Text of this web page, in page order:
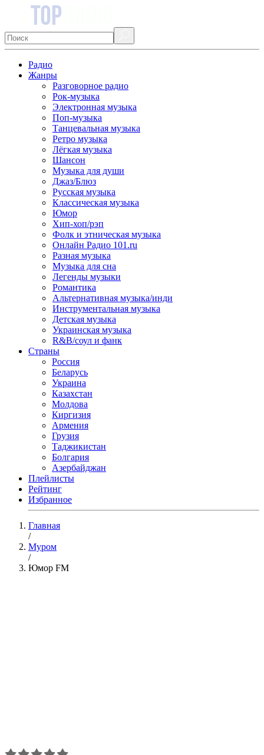
Радио
Жанры
Разговорное радио
Рок-музыка
Электронная музыка
Поп-музыка
Танцевальная музыка
Ретро музыка
Лёгкая музыка
Шансон
Музыка для души
Джаз/Блюз
Русская музыка
Классическая музыка
Юмор
Хип-хоп/рэп
Фолк и этническая музыка
Онлайн Радио 101.ru
Разная музыка
Музыка для сна
Легенды музыки
Романтика
Альтернативная музыка/инди
Инструментальная музыка
Детская музыка
Украинская музыка
R&B/cоул и фанк
Страны
Россия
Беларусь
Украина
Казахстан
Молдова
Киргизия
Армения
Грузия
Таджикистан
Болгария
Азербайджан
Плейлисты
Рейтинг
Избранное
Главная
/
Муром
/
Юмор FM